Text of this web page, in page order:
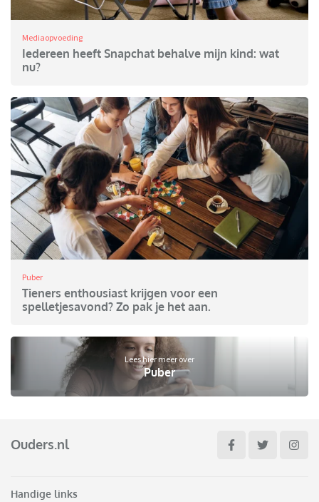
Mediaopvoeding
Iedereen heeft Snapchat behalve mijn kind: wat
nu?
Puber
Tieners enthousiast krijgen voor een
spelletjesavond? Zo pak je het aan.
Lees hier meer over
Puber
Ouders.nl
Handige links